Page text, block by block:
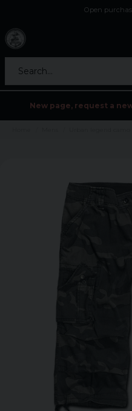
Open
Search...
New page, request a